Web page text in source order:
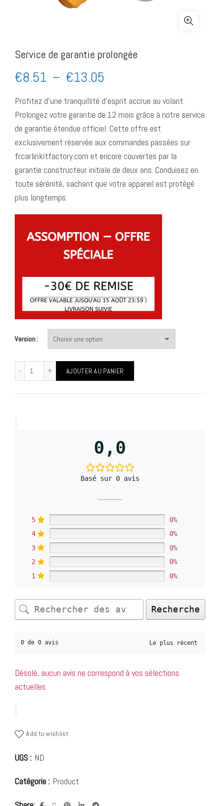
Service de garantie prolongée
€8.51 – €13.05
Profitez d’une tranquillité d’esprit accrue au volant.
Prolongez votre garantie de 12 mois grâce à notre service
de garantie étendue officiel. Cette offre est
exclusivement réservée aux commandes passées sur
fr.carlinkitfactory.com et encore couvertes par la
garantie constructeur initiale de deux ans. Conduisez en
toute sérénité, sachant que votre appareil est protégé
plus longtemps.
Version
AJOUTER AU PANIER
0,0
Basé sur 0 avis
5
0%
4
0%
3
0%
2
0%
1
0%
Recherche
0 de 0 avis
Désolé, aucun avis ne correspond à vos sélections
actuelles
Add to wishlist
UGS : ND
Catégorie : Product